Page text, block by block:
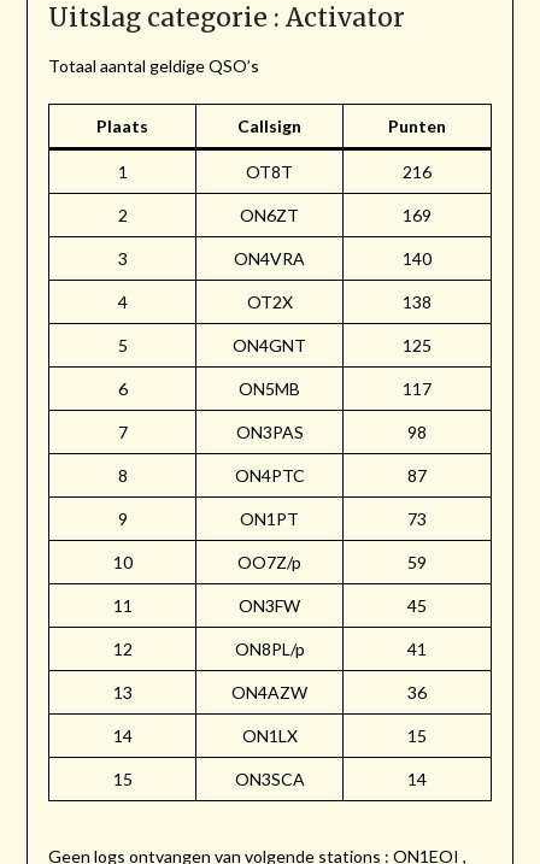
Uitslag categorie : Activator
Totaal aantal geldige QSO’s
Plaats Callsign Punten
1 OT8T 216
2 ON6ZT 169
3 ON4VRA 140
4 OT2X 138
5 ON4GNT 125
6 ON5MB 117
7 ON3PAS 98
8 ON4PTC 87
9 ON1PT 73
10 OO7Z/p 59
11 ON3FW 45
12 ON8PL/p 41
13 ON4AZW 36
14 ON1LX 15
15 ON3SCA 14
Geen logs ontvangen van volgende stations : ON1EOI ,